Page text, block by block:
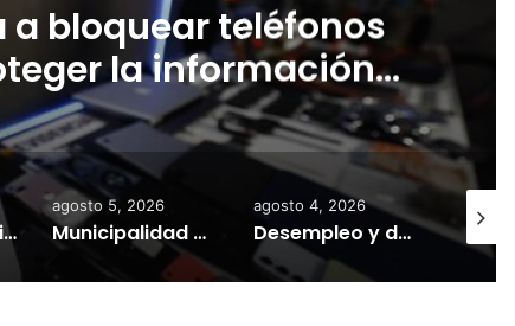
a bloquear teléfonos
la información
el mercado ilegal
Gobierno mantiene despliegue regional y refuerza la ayuda en las comunas afectadas por el sistema frontal
agosto 5, 2026
Municipalidad de Temuco y Ejército de Chile entregan 130 fardos de alimento animal donados por Sofo para damnificados de sectores rurales
agosto 4, 2026
Desempleo y deudas deterioran la salud mental: investigador UST explica cómo las crisis económicas aumentan la ansiedad